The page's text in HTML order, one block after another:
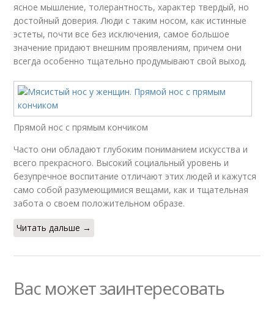
ясное мышление, толерантность, характер твердый, но
достойный доверия. Люди с таким носом, как истинные
эстеты, почти все без исключения, самое большое
значение придают внешним проявлениям, причем они
всегда особенно тщательно продумывают свой выход.
Прямой нос с прямым кончиком
Часто они обладают глубоким пониманием искусства и
всего прекрасного. Высокий социальный уровень и
безупречное воспитание отличают этих людей и кажутся
само собой разумеющимися вещами, как и тщательная
забота о своем положительном образе.
Читать дальше →
Вас может заинтересовать